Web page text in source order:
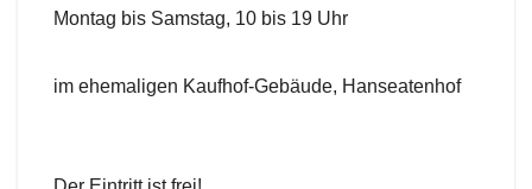
Montag bis Samstag, 10 bis 19 Uhr
im ehemaligen Kaufhof-Gebäude, Hanseatenhof